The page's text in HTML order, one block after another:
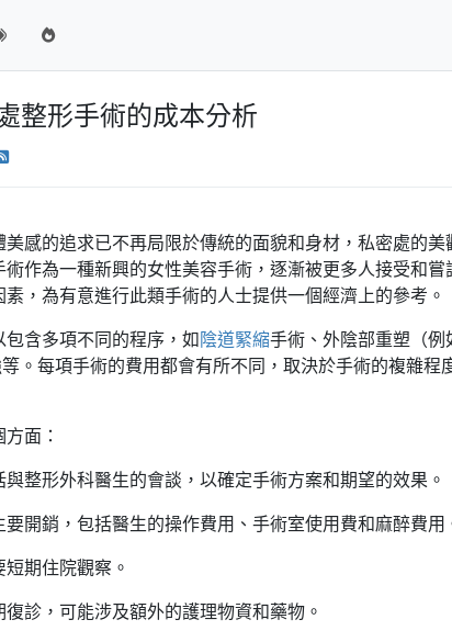
整形手術的成本分析
感的追求已不再局限於傳統的面貌和身材，私密處的
作為一種新興的女性美容手術，逐漸被更多人接受和
，為有意進行此類手術的人士提供一個經濟上的參考。
含多項不同的程序，如陰道緊縮手術、外陰部重塑（
。每項手術的費用都會有所不同，取決於手術的複雜程
面：
整形外科醫生的會談，以確定手術方案和期望的效果。
開銷，包括醫生的操作費用、手術室使用費和麻醉費用
期住院觀察。
診，可能涉及額外的護理物資和藥物。